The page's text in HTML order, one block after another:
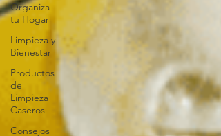
Organiza
tu Hogar
Limpieza y
Bienestar
Productos
de
Limpieza
Caseros
Consejos